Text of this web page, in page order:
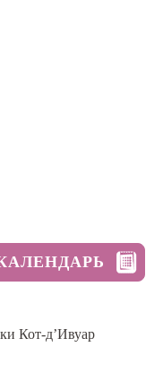
Кот-д’Ивуар